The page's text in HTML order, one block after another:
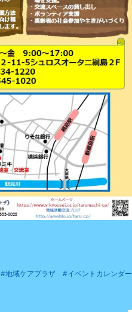
#地域ケアプラザ #イベントカレンダー